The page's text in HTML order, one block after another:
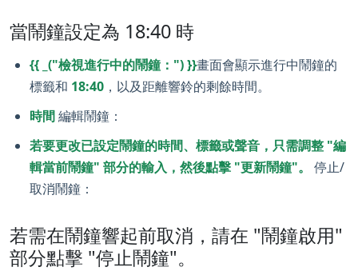
當鬧鐘設定為 18:40 時
{{ _("檢視進行中的鬧鐘：") }}畫面會顯示進行中鬧鐘的
標籤和 18:40 ，以及距離響鈴的剩餘時間。
時間編輯鬧鐘：
若要更改已設定鬧鐘的時間、標籤或聲音，只需調整 "編
輯當前鬧鐘" 部分的輸入，然後點擊 "更新鬧鐘"。
停止/
取消鬧鐘：
若需在鬧鐘響起前取消，請在 "鬧鐘啟用"
部分點擊 "停止鬧鐘"。